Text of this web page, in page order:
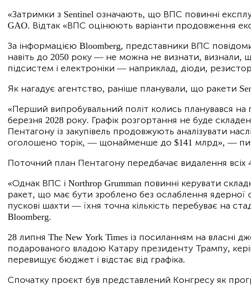
«Затримки з Sentinel означають, що ВПС повинні
GAO. Відтак «ВПС оцінюють варіанти продовження
За інформацією Bloomberg, представники ВПС
навіть до 2050 року — не можна не визнати, визнали,
підсистем і електроніки — наприклад, діоди,
Як нагадує агентство, раніше планували, що ракети
«Перший випробувальний політ колись планувався
березня 2028 року. Графік розгортання не буде
Пентагону із закупівель продовжують аналізувати
оголошено торік, — щонайменше до $141 млрд», —
Поточний план Пентагону передбачає видалення всіх
«Однак ВПС і Northrop Grumman повинні керувати
ракет, що має бути зроблено без ослаблення
пускові шахти — їхня точна кількість перебуває на
Bloomberg.
28 липня The New York Times із посиланням на власні
подарованого владою Катару президенту Трампу,
перевищує бюджет і відстає від графіка.
Спочатку проєкт був представлений Конгресу як